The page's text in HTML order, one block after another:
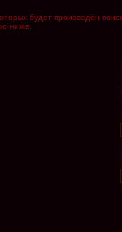
будет произведён
ниже.